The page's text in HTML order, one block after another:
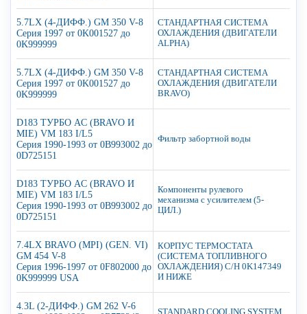
5.7LX (4-ДИФФ.) GM 350 V-8
Серия 1997 от 0K001527 до
0K999999
СТАНДАРТНАЯ СИСТЕМА
ОХЛАЖДЕНИЯ (ДВИГАТЕЛИ
ALPHA)
5.7LX (4-ДИФФ.) GM 350 V-8
Серия 1997 от 0K001527 до
0K999999
СТАНДАРТНАЯ СИСТЕМА
ОХЛАЖДЕНИЯ (ДВИГАТЕЛИ
BRAVO)
D183 ТУРБО AC (BRAVO И
MIE) VM 183 I/L5
Серия 1990-1993 от 0B993002 до
0D725151
Фильтр забортной воды
D183 ТУРБО AC (BRAVO И
MIE) VM 183 I/L5
Серия 1990-1993 от 0B993002 до
0D725151
Компоненты рулевого
механизма с усилителем (5-
ЦИЛ.)
7.4LX BRAVO (MPI) (GEN. VI)
GM 454 V-8
Серия 1996-1997 от 0F802000 до
0K999999 USA
КОРПУС ТЕРМОСТАТА
(СИСТЕМА ТОПЛИВНОГО
ОХЛАЖДЕНИЯ) С/Н 0K147349
И НИЖЕ
4.3L (2-ДИФФ.) GM 262 V-6
STANDARD COOLING SYSTEM